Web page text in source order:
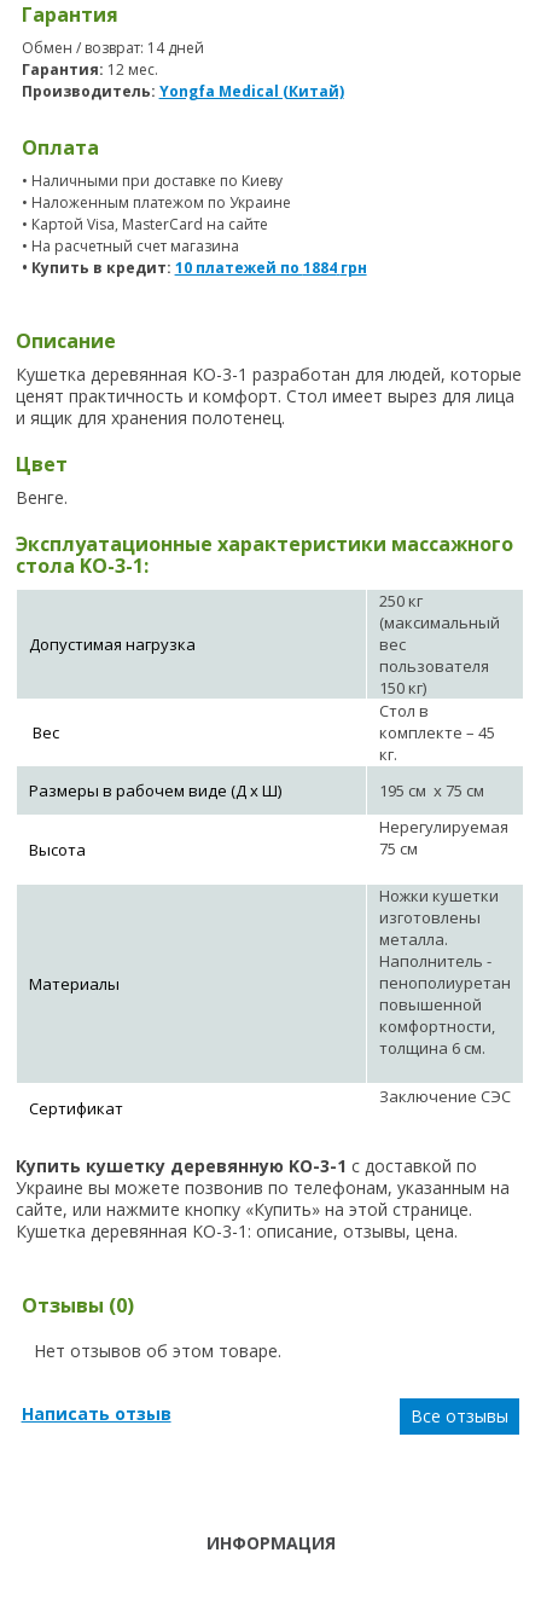
Гарантия
Обмен / возврат: 14 дней
Гарантия: 12 мес.
Производитель: Yongfa Medical (Китай)
Оплата
• Наличными при доставке по Киеву
• Наложенным платежом по Украине
• Картой Visa, MasterCard на сайте
• На расчетный счет магазина
• Купить в кредит: 10 платежей по 1884 грн
Описание
Кушетка деревянная KO-3-1 разработан для людей, которые
ценят практичность и комфорт. Стол имеет вырез для лица
и ящик для хранения полотенец.
Цвет
Венге.
Эксплуатационные характеристики массажного
стола KO-3-1:
Допустимая нагрузка
250 кг
(максимальный
вес
пользователя
150 кг)
Вес
Стол в
комплекте – 45
кг.
Размеры в рабочем виде (Д х Ш)
195 см х 75 см
Высота
Нерегулируемая
75 см
Материалы
Ножки кушетки
изготовлены
металла.
Наполнитель -
пенополиуретан
повышенной
комфортности,
толщина 6 см.
Сертификат
Заключение СЭС
Купить кушетку деревянную KO-3-1 с доставкой по
Украине вы можете позвонив по телефонам, указанным на
сайте, или нажмите кнопку «Купить» на этой странице.
Кушетка деревянная KO-3-1: описание, отзывы, цена.
Отзывы (0)
Нет отзывов об этом товаре.
Написать отзыв Все отзывы
ИНФОРМАЦИЯ